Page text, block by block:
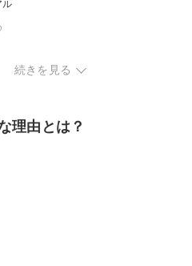
ル
続きを見る
理由とは？